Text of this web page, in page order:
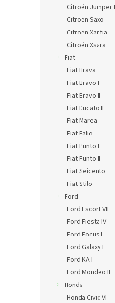
Citroën Jumper I
Citroën Saxo
Citroën Xantia
Citroën Xsara
Fiat
Fiat Brava
Fiat Bravo I
Fiat Bravo II
Fiat Ducato II
Fiat Marea
Fiat Palio
Fiat Punto I
Fiat Punto II
Fiat Seicento
Fiat Stilo
Ford
Ford Escort VII
Ford Fiesta IV
Ford Focus I
Ford Galaxy I
Ford KA I
Ford Mondeo II
Honda
Honda Civic VI